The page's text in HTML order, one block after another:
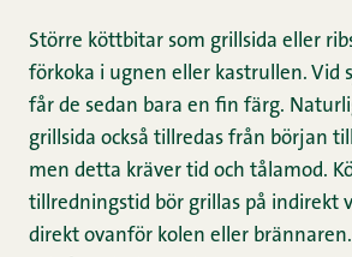
Större köttbitar som grillsida eller
förkoka i ugnen eller kastrullen. Vid
får de sedan bara en fin färg.
grillsida också tillredas från början
men detta kräver tid och tålamod.
tillredningstid bör grillas på indirekt
direkt ovanför kolen eller